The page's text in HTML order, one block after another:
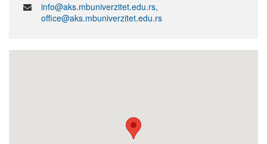
info@aks.mbuniverzitet.edu.rs,
office@aks.mbuniverzitet.edu.rs